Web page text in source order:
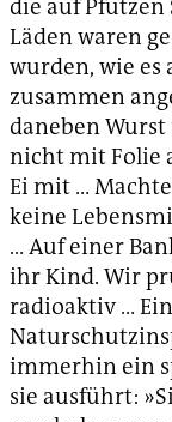
die auf
Läden waren
wurden, wie es
zusammen
daneben
nicht mit Folie
Ei mit …
keine
… Auf einer
ihr Kind. Wir
radioaktiv …
immerhin ein
sie ausführt: